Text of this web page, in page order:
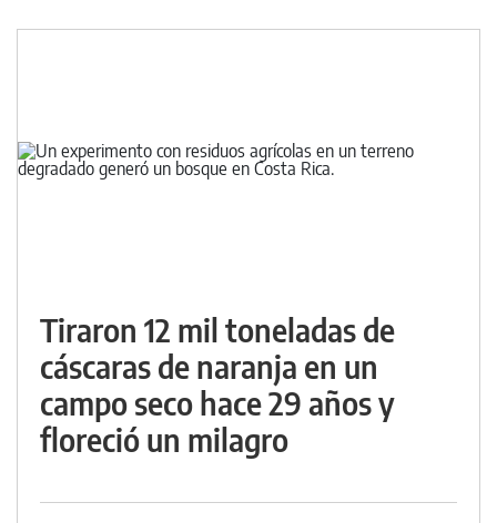
Tiraron 12 mil toneladas de
cáscaras de naranja en un
campo seco hace 29 años y
floreció un milagro